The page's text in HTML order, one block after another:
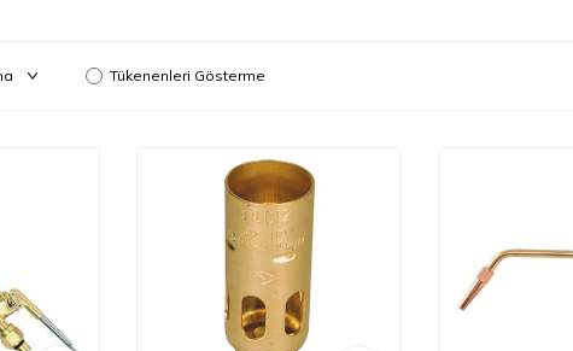
Tükenenleri Gösterme